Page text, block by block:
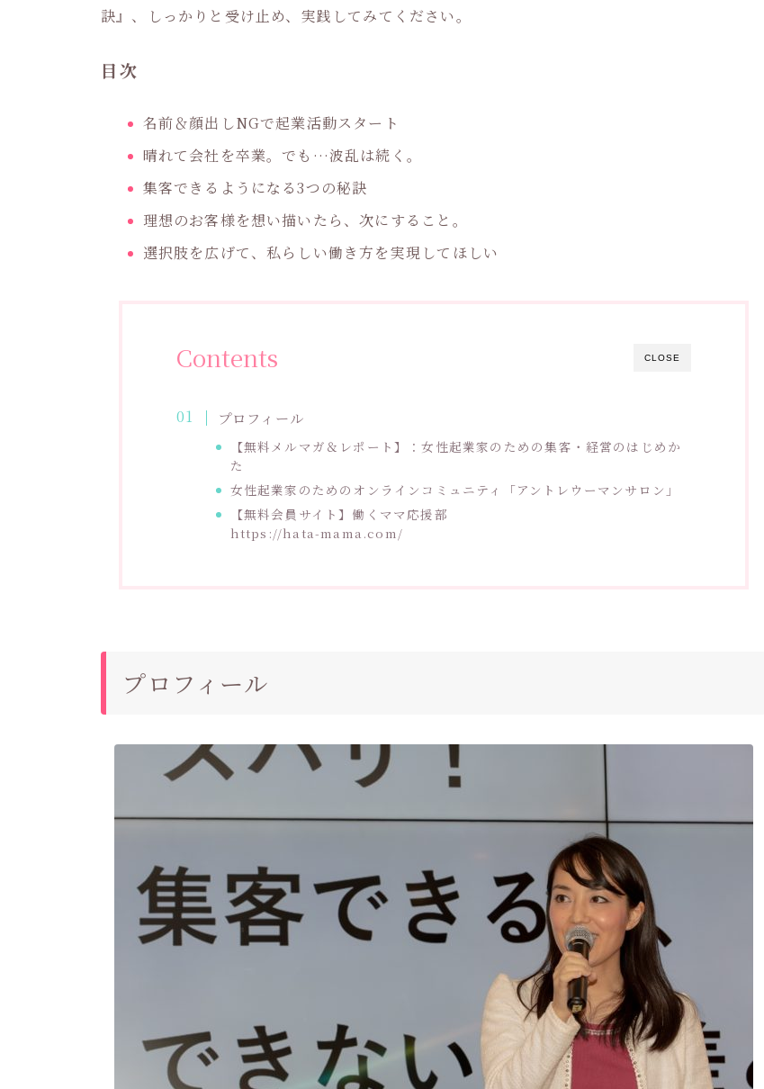
訣』、しっかりと受け止め、実践してみてください。
目次
名前＆顔出しNGで起業活動スタート
晴れて会社を卒業。でも…波乱は続く。
集客できるようになる3つの秘訣
理想のお客様を想い描いたら、次にすること。
選択肢を広げて、私らしい働き方を実現してほしい
CLOSE
Contents
プロフィール
【無料メルマガ＆レポート】：女性起業家のための集客・経営のはじめか
た
女性起業家のためのオンラインコミュニティ「アントレウーマンサロン」
【無料会員サイト】働くママ応援部
https://hata-mama.com/
プロフィール